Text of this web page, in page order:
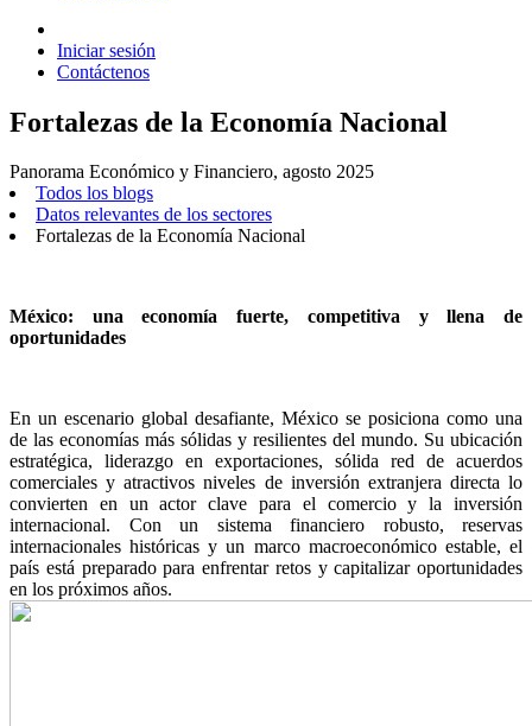
Iniciar sesión
Contáctenos
Fortalezas de la Economía Nacional
Panorama Económico y Financiero, agosto 2025
Todos los blogs
Datos relevantes de los sectores
Fortalezas de la Economía Nacional
México: una economía fuerte, competitiva y llena de
oportunidades
En un escenario global desafiante, México se posiciona como una
de las economías más sólidas y resilientes del mundo. Su ubicación
estratégica, liderazgo en exportaciones, sólida red de acuerdos
comerciales y atractivos niveles de inversión extranjera directa lo
convierten en un actor clave para el comercio y la inversión
internacional. Con un sistema financiero robusto, reservas
internacionales históricas y un marco macroeconómico estable, el
país está preparado para enfrentar retos y capitalizar oportunidades
en los próximos años.